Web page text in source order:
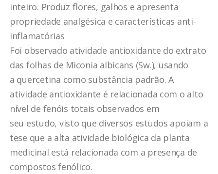
inteiro. Produz flores, galhos e apresenta
propriedade analgésica e características anti-
inflamatórias
Foi observado atividade antioxidante do extrato
das folhas de Miconia albicans (Sw.), usando
a quercetina como substância padrão. A
atividade antioxidante é relacionada com o alto
nível de fenóis totais observados em
seu estudo, visto que diversos estudos apoiam a
tese que a alta atividade biológica da planta
medicinal está relacionada com a presença de
compostos fenólico.